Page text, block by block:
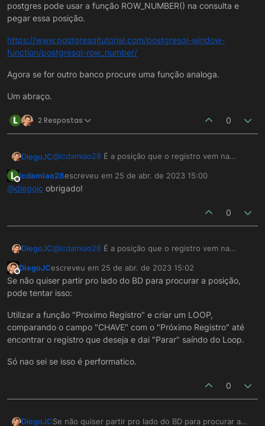
postgres pode usar a função ROW_NUMBER() na consulta e
pegar essa posição.
https://www.postgresqltutorial.com/postgresql-window-
function/postgresql-row_number/
Agora se for outro banco procure uma função analoga.
Um abraço.
L 2 Respostas 0
DiegoJC@lcdamiao28 É a posição que o registro vem na
Você precisa fazer uma logica / consulta antes que
retorne a posição, nao sei qual banco esta utilizando,
linha da consulta, no postgres pode usar a função
ROW_NUMBER() na consulta e pegar essa posição.
window-function/postgresql-row_number/
Agora se for outro banco procure uma função
Um abraço.
L
Offline
lcdamiao28escreveu em 25 de abr. de 2023 15:00
última edição por
@diegojc obrigado!
0
DiegoJC@lcdamiao28 É a posição que o registro vem na
Você precisa fazer uma logica / consulta antes que
retorne a posição, nao sei qual banco esta utilizando,
mas alguns tem funções que retornam o numero da
ROW_NUMBER() na consulta e pegar essa posição.
https://www.postgresqltutorial.com/postgresql-
Agora se for outro banco procure uma função
analoga.
Um abraço.
Offline
DiegoJCescreveu em 25 de abr. de 2023 15:02
última edição por
Se não quiser partir pro lado do BD para procurar a posição,
pode tentar isso:
Utilizar a função "Proximo Registro" e criar um LOOP,
comparando o campo "CHAVE" com o "Próximo Registro" até
encontrar o registro que deseja e dai "Parar" saíndo do Loop.
Só nao sei se isso é performatico.
0
DiegoJCSe não quiser partir pro lado do BD para procurar a